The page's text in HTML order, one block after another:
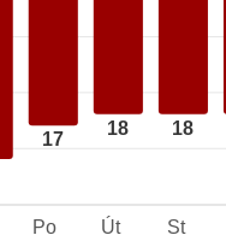
17
18 18
Po Út St